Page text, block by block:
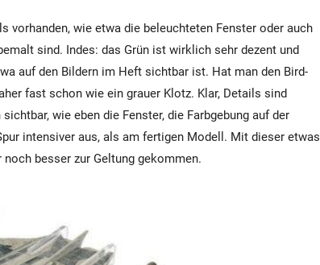
vorhanden, wie etwa die beleuchteten Fenster oder auch
sind. Indes: das Grün ist wirklich sehr dezent und
auf den Bildern im Heft sichtbar ist. Hat man den Bird-
fast schon wie ein grauer Klotz. Klar, Details sind
wie eben die Fenster, die Farbgebung auf der
intensiver aus, als am fertigen Modell. Mit dieser etwas
besser zur Geltung gekommen.